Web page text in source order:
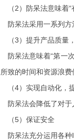
（2）防呆法意味着
防呆法采用一系列方
（3）提升产品质量
防呆法意味着“第一次
致的时间和资源浪费
（4）实现自动化，
防呆法会降低了对于人
（5）保证安全
防呆法充分运用各种